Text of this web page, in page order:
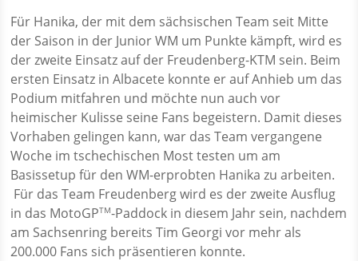
Für Hanika, der mit dem sächsischen Team seit Mitte
der Saison in der Junior WM um Punkte kämpft, wird es
der zweite Einsatz auf der Freudenberg-KTM sein. Beim
ersten Einsatz in Albacete konnte er auf Anhieb um das
Podium mitfahren und möchte nun auch vor
heimischer Kulisse seine Fans begeistern. Damit dieses
Vorhaben gelingen kann, war das Team vergangene
Woche im tschechischen Most testen um am
Basissetup für den WM-erprobten Hanika zu arbeiten.
Für das Team Freudenberg wird es der zweite Ausflug
in das MotoGPTM-Paddock in diesem Jahr sein, nachdem
am Sachsenring bereits Tim Georgi vor mehr als
200.000 Fans sich präsentieren konnte.